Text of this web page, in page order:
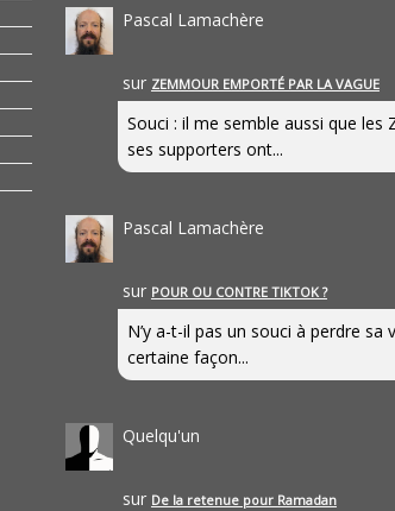
Pascal Lamachère
sur ZEMMOUR EMPORTÉ PAR LA VAGUE
Souci : il me semble aussi que les
ses supporters ont...
Pascal Lamachère
sur POUR OU CONTRE TIKTOK ?
N’y a-t-il pas un souci à perdre sa
certaine façon...
Quelqu'un
sur De la retenue pour Ramadan